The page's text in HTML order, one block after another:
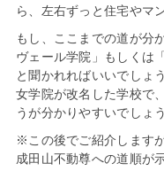
ら、左右ずっと住宅やマ
もし、ここまでの道が分
ヴェール学院」もしくは
と聞かれればいいでしょ
女学院が改名した学校で
うが分かりやすいでしょう
※この後でご紹介します
成田山不動尊への道順が